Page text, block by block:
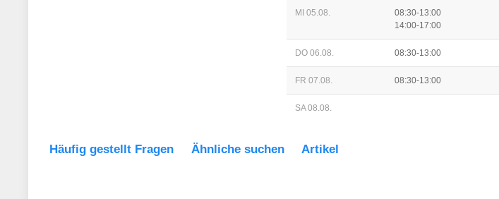
MI 05.08.
08:30-13:00
14:00-17:00
DO 06.08. 08:30-13:00
FR 07.08. 08:30-13:00
SA 08.08.
Häufig gestellt Fragen Ähnliche suchen Artikel